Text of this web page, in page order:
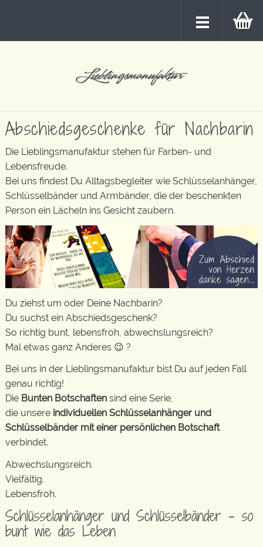
Abschiedsgeschenke für Nachbarin
Die Lieblingsmanufaktur stehen für Farben- und
Lebensfreude.
Bei uns findest Du Alltagsbegleiter wie Schlüsselanhänger,
Schlüsselbänder und Armbänder, die der beschenkten
Person ein Lächeln ins Gesicht zaubern.
Du ziehst um oder Deine Nachbarin?
Du suchst ein Abschiedsgeschenk?
So richtig bunt, lebensfroh, abwechslungsreich?
Mal etwas ganz Anderes 😉 ?
Bei uns in der Lieblingsmanufaktur bist Du auf jeden Fall
genau richtig!
Die Bunten Botschaften sind eine Serie,
die unsere individuellen Schlüsselanhänger und
Schlüsselbänder mit einer persönlichen Botschaft
verbindet.
Abwechslungsreich.
Vielfältig.
Lebensfroh.
Schlüsselanhänger und Schlüsselbänder – so
bunt wie das Leben